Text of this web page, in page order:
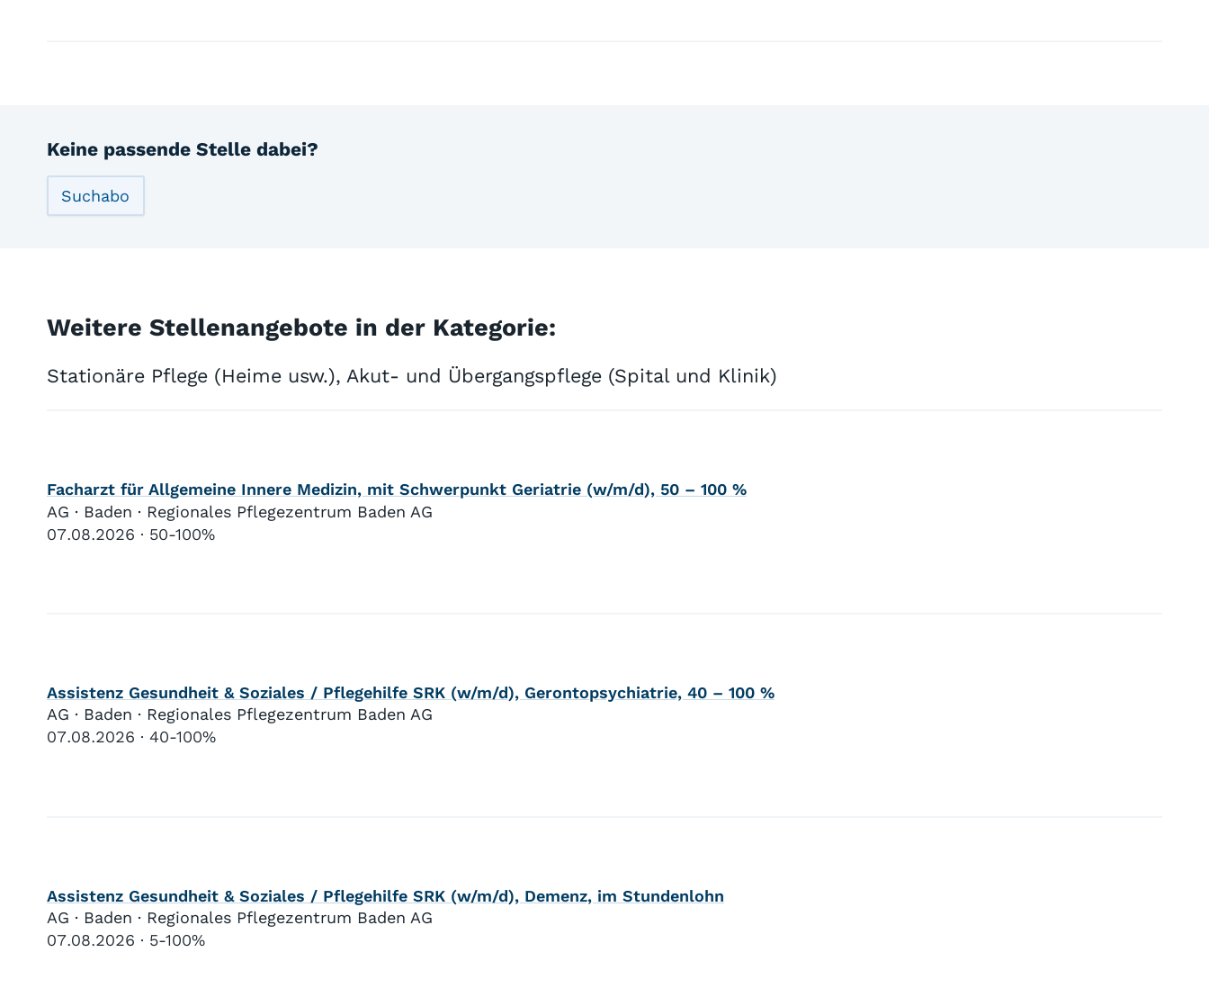
Keine passende Stelle dabei?
Suchabo
Weitere Stellenangebote in der Kategorie:
Stationäre Pflege (Heime usw.), Akut- und Übergangspflege (Spital und Klinik)
Facharzt für Allgemeine Innere Medizin, mit Schwerpunkt Geriatrie (w/m/d), 50 – 100 %
AG · Baden · Regionales Pflegezentrum Baden AG
07.08.2026
50-100%
Assistenz Gesundheit & Soziales / Pflegehilfe SRK (w/m/d), Gerontopsychiatrie, 40 – 100 %
AG · Baden · Regionales Pflegezentrum Baden AG
07.08.2026
40-100%
Assistenz Gesundheit & Soziales / Pflegehilfe SRK (w/m/d), Demenz, im Stundenlohn
AG · Baden · Regionales Pflegezentrum Baden AG
07.08.2026
5-100%